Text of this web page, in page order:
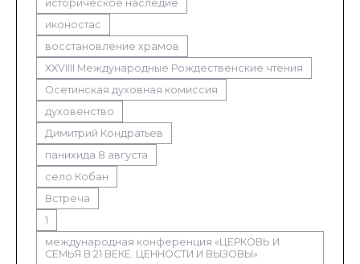
историческое наследие
иконостас
восстановление храмов
XXVIIII Международные Рождественские чтения
Осетинская духовная комиссия
духовенство
Димитрий Кондратьев
панихида 8 августа
село Кобан
Встреча
1
международная конференция «ЦЕРКОВЬ И
СЕМЬЯ В 21 ВЕКЕ. ЦЕННОСТИ И ВЫЗОВЫ»